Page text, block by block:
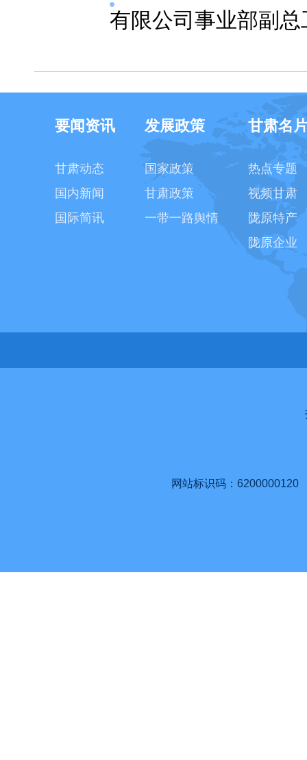
有限公司事业部副
要闻资讯
甘肃动态
国内新闻
国际简讯
发展政策
国家政策
甘肃政策
一带一路舆情
甘肃名
热点专题
视频甘肃
陇原特产
陇原企业
网站标识码：6200000120